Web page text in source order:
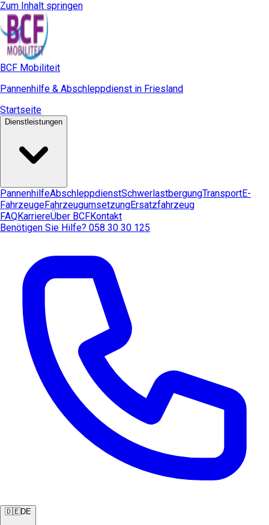
Zum Inhalt springen
BCF Mobiliteit
Pannenhilfe & Abschleppdienst in Friesland
Startseite
Dienstleistungen
PannenhilfeAbschleppdienstSchwerlastbergungTransportE-
FahrzeugeFahrzeugumsetzungErsatzfahrzeug
FAQKarriereÜber BCFKontakt
Benötigen Sie Hilfe? 058 30 30 125
🇩🇪DE